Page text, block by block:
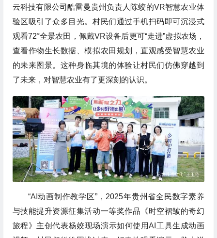
云科技有限公司酷雷曼贵州负责人陈蛟的VR智慧农业体
验区吸引了众多目光。村民们通过手机扫码即可沉浸式
观看72°全景农田，佩戴VR设备后更可“走进”虚拟农场，
查看作物生长数据、模拟农田规划，直观感受智慧农业
的未来图景。这种身临其境的体验让村民们仿佛穿越到
了未来，对智慧农业有了更深刻的认识。
“AI动画制作教学区”，2025年贵州省全民数字素养
与技能提升资源征集活动一等奖作品《时空褶皱的奇幻
旅程》主创代表杨姣现场演示如何使用AI工具生成动画